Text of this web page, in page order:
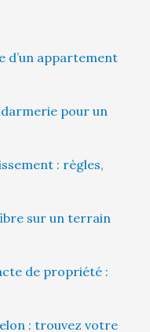
d’un appartement
pour un
: règles,
sur un terrain
de propriété :
: trouvez votre